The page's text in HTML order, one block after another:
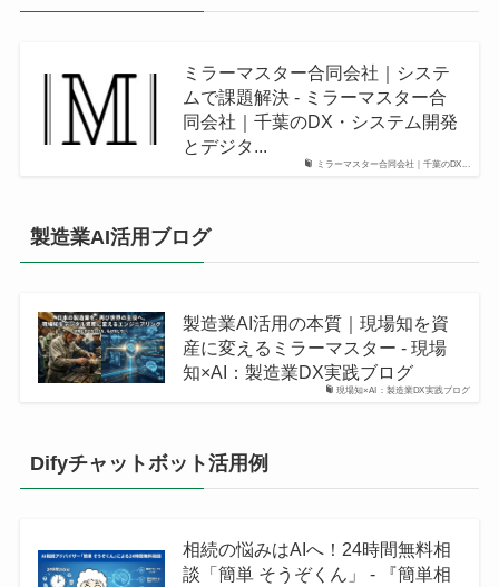
ミラーマスター合同会社｜千葉のDX...
ミラーマスター合同会社｜システ
ムで課題解決 - ミラーマスター合
同会社｜千葉のDX・システム開発
とデジタ...
製造業AI活用ブログ
現場知×AI：製造業DX実践ブログ
製造業AI活用の本質｜現場知を資
産に変えるミラーマスター - 現場
知×AI：製造業DX実践ブログ
Difyチャットボット活用例
相続の悩みはAIへ！24時間無料相
談「簡単 そうぞくん」 - 『簡単相